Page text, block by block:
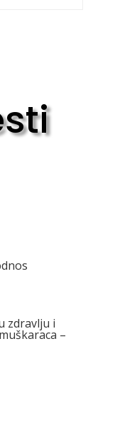
zdravlju i
–